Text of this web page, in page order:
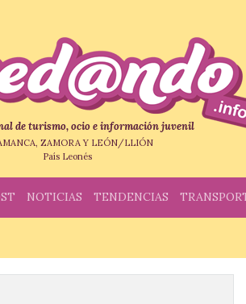
de turismo, ocio e información juvenil
ZAMORA Y LEÓN/LLIÓN
País Leonés
NOTICIAS TENDENCIAS